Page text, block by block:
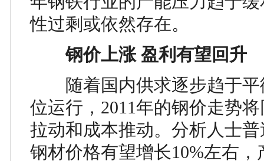
性过剩或依然存在。
钢价上涨 盈利有望回升
随着国内供求逐步趋于平
位运行，2011年的钢价走势
拉动和成本推动。分析人士普
钢材价格有望增长10%左右，